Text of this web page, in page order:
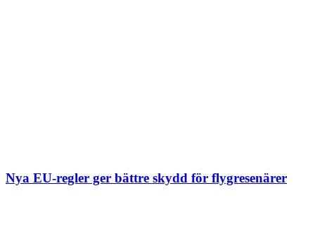
Nya EU-regler ger bättre skydd för flygresenärer